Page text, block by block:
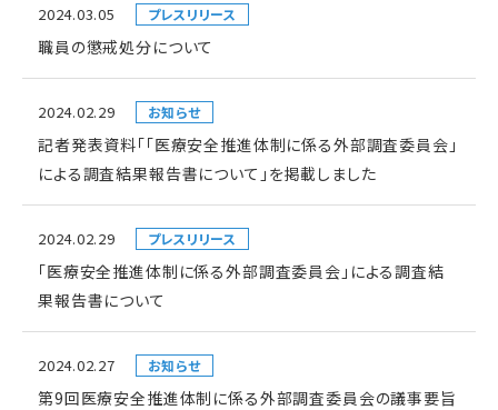
2024.03.05 プレスリリース
職員の懲戒処分について
2024.02.29 お知らせ
記者発表資料「「医療安全推進体制に係る外部調査委員会」
による調査結果報告書について」を掲載しました
2024.02.29 プレスリリース
「医療安全推進体制に係る外部調査委員会」による調査結
果報告書について
2024.02.27 お知らせ
第9回医療安全推進体制に係る外部調査委員会の議事要旨